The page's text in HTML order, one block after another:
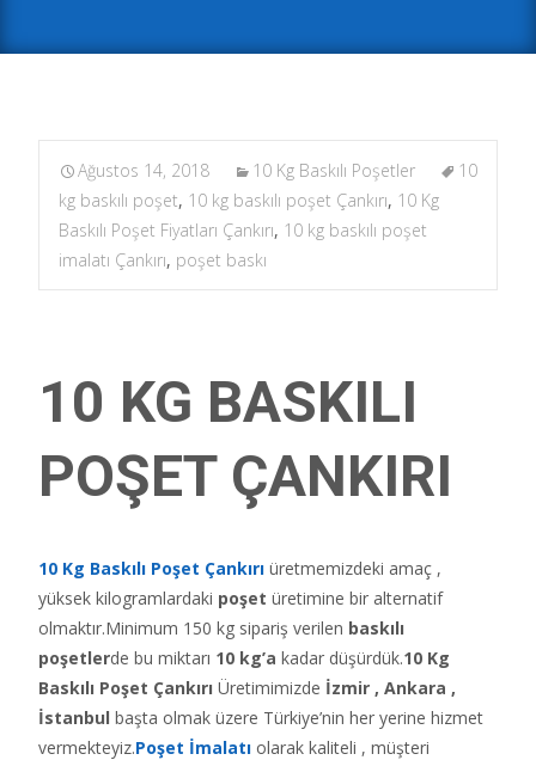
Ağustos 14, 2018 10 Kg Baskılı Poşetler
10
kg baskılı poşet, 10 kg baskılı poşet Çankırı, 10 Kg
Baskılı Poşet Fiyatları Çankırı, 10 kg baskılı poşet
imalatı Çankırı, poşet baskı
10 KG BASKILI
POŞET ÇANKIRI
10 Kg Baskılı Poşet Çankırı üretmemizdeki amaç ,
yüksek kilogramlardaki poşet üretimine bir alternatif
olmaktır.Minimum 150 kg sipariş verilen baskılı
poşetlerde bu miktarı 10 kg’a kadar düşürdük.10 Kg
Baskılı Poşet Çankırı Üretimimizde İzmir , Ankara ,
İstanbul başta olmak üzere Türkiye’nin her yerine hizmet
vermekteyiz.Poşet İmalatı olarak kaliteli , müşteri